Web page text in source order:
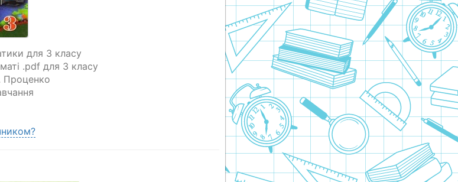
для 3 класу
.pdf для 3 класу
Проценко